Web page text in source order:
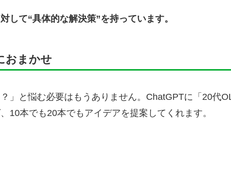
して“具体的な解決策”を持っています。
おまかせ
」と悩む必要はもうありません。ChatGPTに「20代
10本でも20本でもアイデアを提案してくれます。